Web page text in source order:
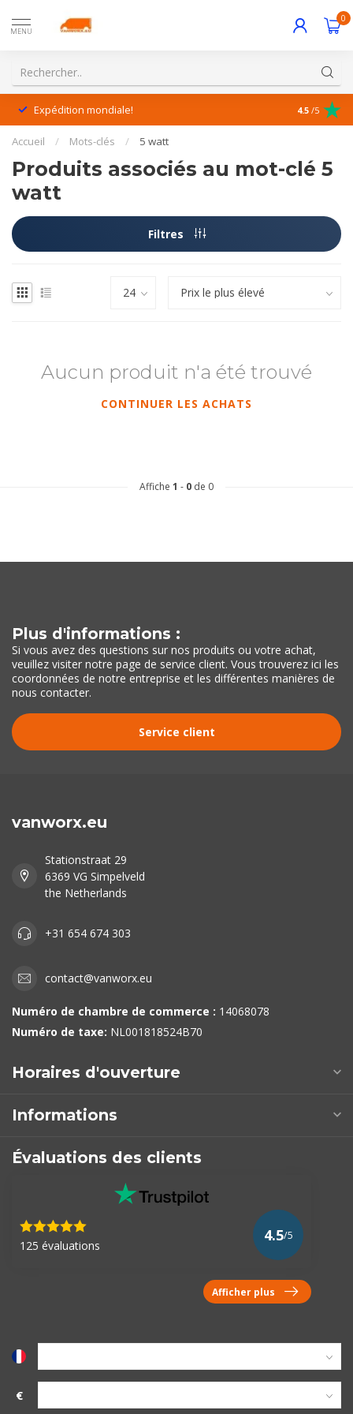
MENU
0
Expédition mondiale! Service
4.5 /5
Accueil / Mots-clés / 5 watt
Produits associés au mot-clé 5
watt
Filtres
Aucun produit n'a été trouvé
CONTINUER LES ACHATS
Affiche 1 - 0 de 0
Plus d'informations :
Si vous avez des questions sur nos produits ou votre achat,
veuillez visiter notre page de service client. Vous trouverez ici les
coordonnées de notre entreprise et les différentes manières de
nous contacter.
Service client
vanworx.eu
Stationstraat 29
6369 VG Simpelveld
the Netherlands
+31 654 674 303
contact@vanworx.eu
Numéro de chambre de commerce : 14068078
Numéro de taxe: NL001818524B70
Horaires d'ouverture
Informations
Évaluations des clients
125 évaluations
4.5/5
Afficher plus
€